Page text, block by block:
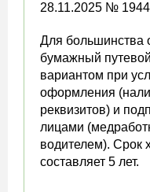
28.11.2025 №
Для большинства
бумажный
вариантом при
оформления
реквизитов) и
лицами
водителем). Срок
составляет 5 лет.